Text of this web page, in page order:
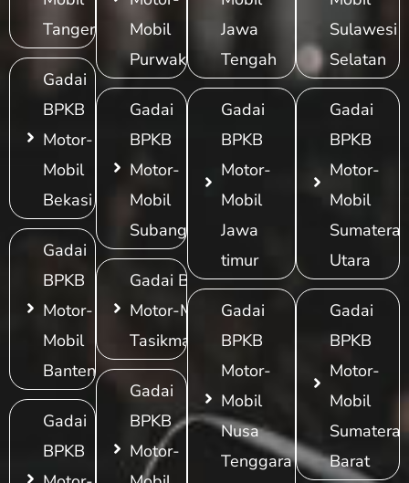
Tangerang
Gadai
BPKB
Motor-
Mobil
Bekasi
Gadai
BPKB
Motor-
Mobil
Banten
Gadai
BPKB
Mobil
Purwakarta
Gadai
BPKB
Motor-
Mobil
Subang
Gadai BPKB
Motor-Mobil
Tasikmalaya
Gadai
BPKB
Motor-
Jawa
Tengah
Gadai
BPKB
Motor-
Mobil
Jawa
timur
Gadai
BPKB
Motor-
Mobil
Nusa
Tenggara
Sulawesi
Selatan
Gadai
BPKB
Motor-
Mobil
Sumatera
Utara
Gadai
BPKB
Motor-
Mobil
Sumatera
Barat